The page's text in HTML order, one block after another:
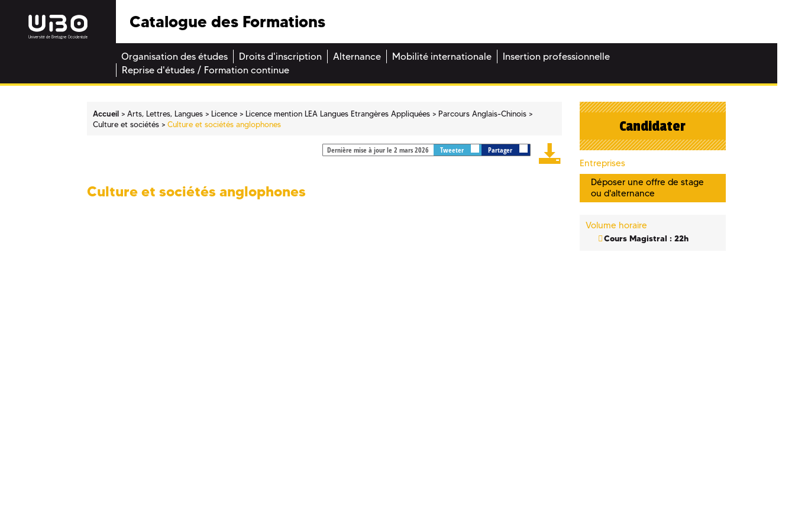
Catalogue des Formations
Organisation des études Droits d'inscription Alternance Mobilité internationale
Insertion professionnelle
Reprise d'études / Formation continue
Accueil Arts, Lettres, Langues Licence Licence mention LEA Langues Etrangères Appliquées
Parcours Anglais-Chinois
Culture et sociétés
Culture et sociétés anglophones
Dernière mise à jour le 2 mars 2026 Tweeter Partager
Culture et sociétés anglophones
Candidater
Entreprises
Déposer une offre de stage
ou d'alternance
Volume horaire
Cours Magistral : 22h